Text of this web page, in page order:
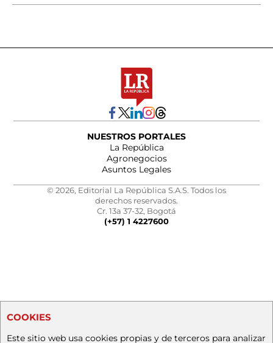
NUESTROS PORTALES
La República
Agronegocios
Asuntos Legales
© 2026, Editorial La República S.A.S. Todos los
derechos reservados.
Cr. 13a 37-32, Bogotá
(+57) 1 4227600
COOKIES
Este sitio web usa cookies propias y de terceros para analizar